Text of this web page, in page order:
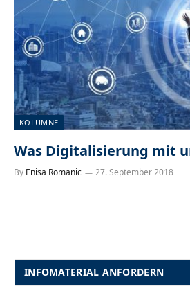
KOLUMNE
Was Digitalisierung mit
By Enisa Romanic 27. September 2018
INFOMATERIAL ANFORDERN